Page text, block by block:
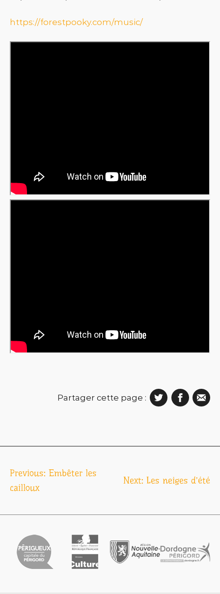
https://forestpooky.com/music/
Partager cette page :
Navigation
de
Previous: Embêter les
cailloux
Next: Les neiges d’été